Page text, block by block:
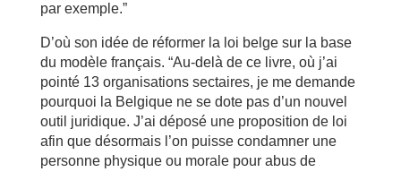
par exemple.”
D’où son idée de réformer la loi belge sur la base
du modèle français. “Au-delà de ce livre, où j’ai
pointé 13 organisations sectaires, je me demande
pourquoi la Belgique ne se dote pas d’un nouvel
outil juridique. J’ai déposé une proposition de loi
afin que désormais l’on puisse condamner une
personne physique ou morale pour abus de